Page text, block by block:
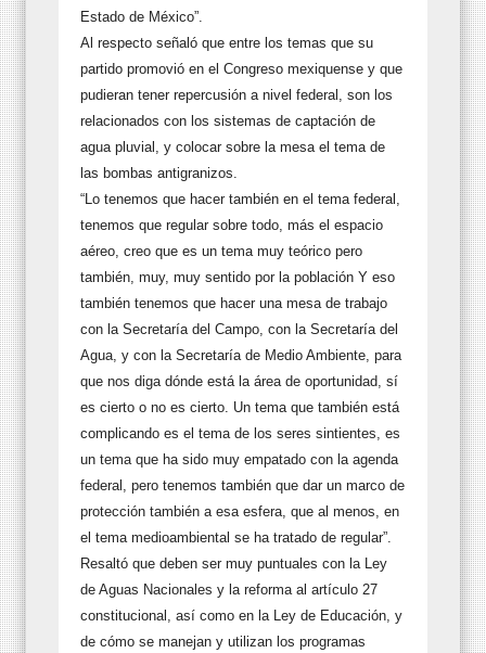
Estado de México”.
Al respecto señaló que entre los temas que su
partido promovió en el Congreso mexiquense y que
pudieran tener repercusión a nivel federal, son los
relacionados con los sistemas de captación de
agua pluvial, y colocar sobre la mesa el tema de
las bombas antigranizos.
“Lo tenemos que hacer también en el tema federal,
tenemos que regular sobre todo, más el espacio
aéreo, creo que es un tema muy teórico pero
también, muy, muy sentido por la población Y eso
también tenemos que hacer una mesa de trabajo
con la Secretaría del Campo, con la Secretaría del
Agua, y con la Secretaría de Medio Ambiente, para
que nos diga dónde está la área de oportunidad, sí
es cierto o no es cierto. Un tema que también está
complicando es el tema de los seres sintientes, es
un tema que ha sido muy empatado con la agenda
federal, pero tenemos también que dar un marco de
protección también a esa esfera, que al menos, en
el tema medioambiental se ha tratado de regular”.
Resaltó que deben ser muy puntuales con la Ley
de Aguas Nacionales y la reforma al artículo 27
constitucional, así como en la Ley de Educación, y
de cómo se manejan y utilizan los programas